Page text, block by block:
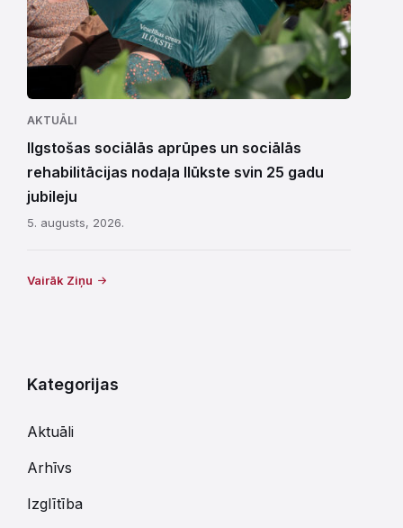
AKTUĀLI
Ilgstošas sociālās aprūpes un sociālās
rehabilitācijas nodaļa Ilūkste svin 25 gadu
jubileju
5. augusts, 2026.
Vairāk Ziņu
Kategorijas
Aktuāli
Arhīvs
Izglītība